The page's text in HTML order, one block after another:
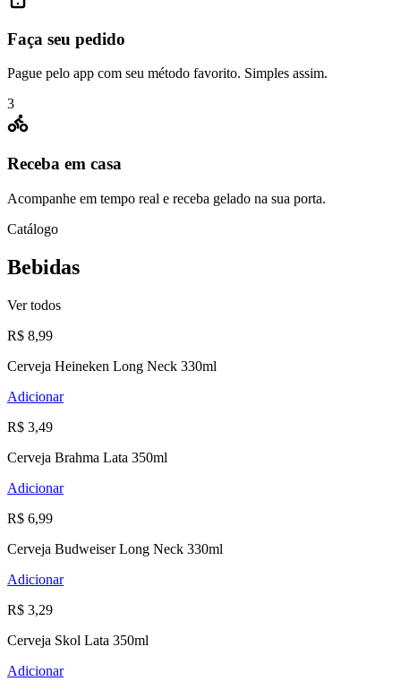
Faça seu pedido
Pague pelo app com seu método favorito. Simples assim.
3
Receba em casa
Acompanhe em tempo real e receba gelado na sua porta.
Catálogo
Bebidas
Ver todos
R$ 8,99
Cerveja Heineken Long Neck 330ml
Adicionar
R$ 3,49
Cerveja Brahma Lata 350ml
Adicionar
R$ 6,99
Cerveja Budweiser Long Neck 330ml
Adicionar
R$ 3,29
Cerveja Skol Lata 350ml
Adicionar